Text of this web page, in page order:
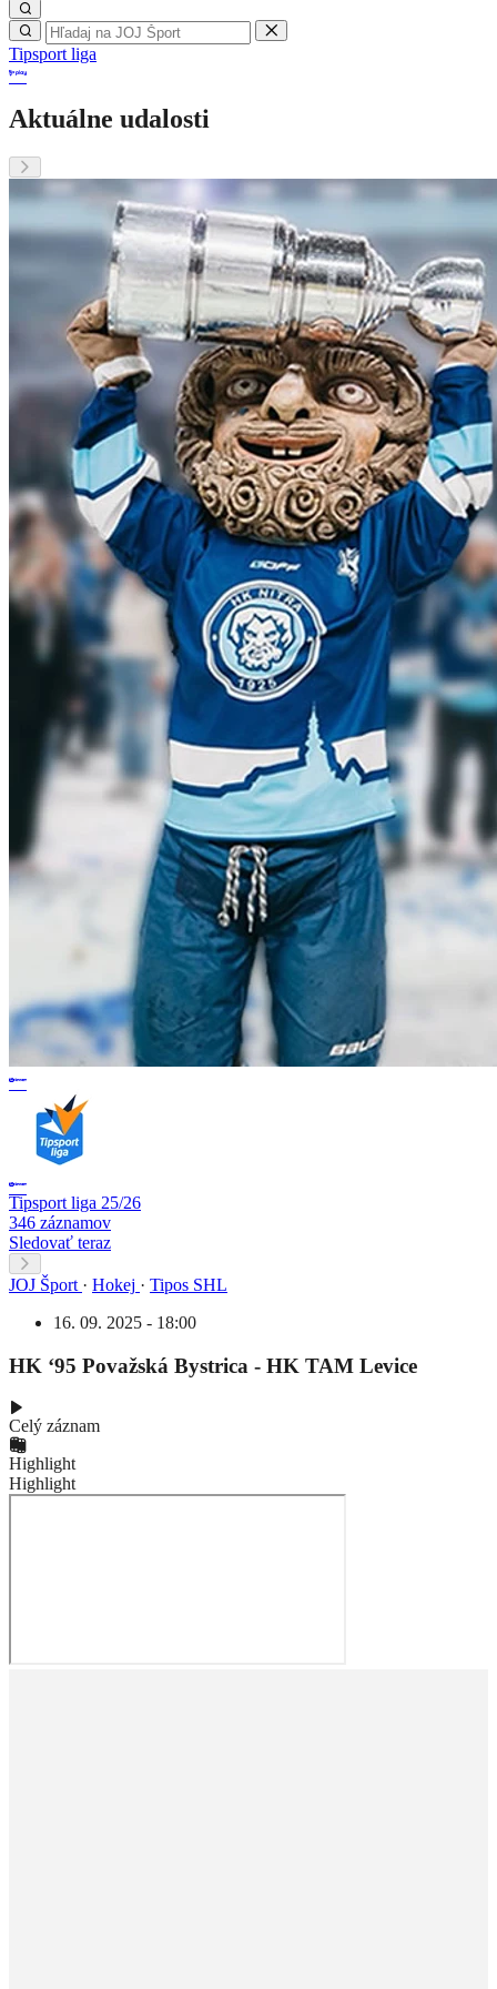
Tipsport liga
Aktuálne udalosti
Tipsport liga 25/26
346 záznamov
Sledovať teraz
JOJ Šport · Hokej · Tipos SHL
16. 09. 2025 - 18:00
HK ‘95 Považská Bystrica - HK TAM Levice
Celý záznam
Highlight
Highlight